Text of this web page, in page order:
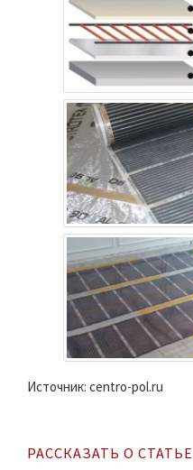
Источник: centro-pol.ru
РАССКАЗАТЬ О СТАТЬЕ